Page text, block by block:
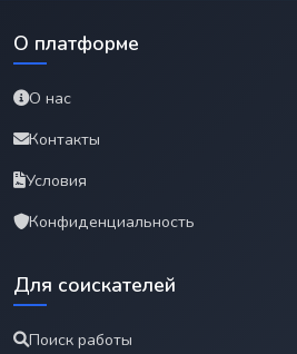
О платформе
О нас
Контакты
Условия
Конфиденциальность
Для соискателей
Поиск работы